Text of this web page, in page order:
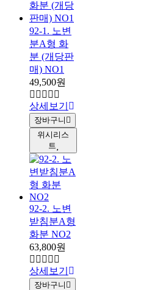
92-1. 노변
분A형 화
분 (개당판
매) NO1
49,500원
상세보기
장바구니
위시리스
트
92-2. 노변
받침분A형
화분 NO2
63,800원
상세보기
장바구니